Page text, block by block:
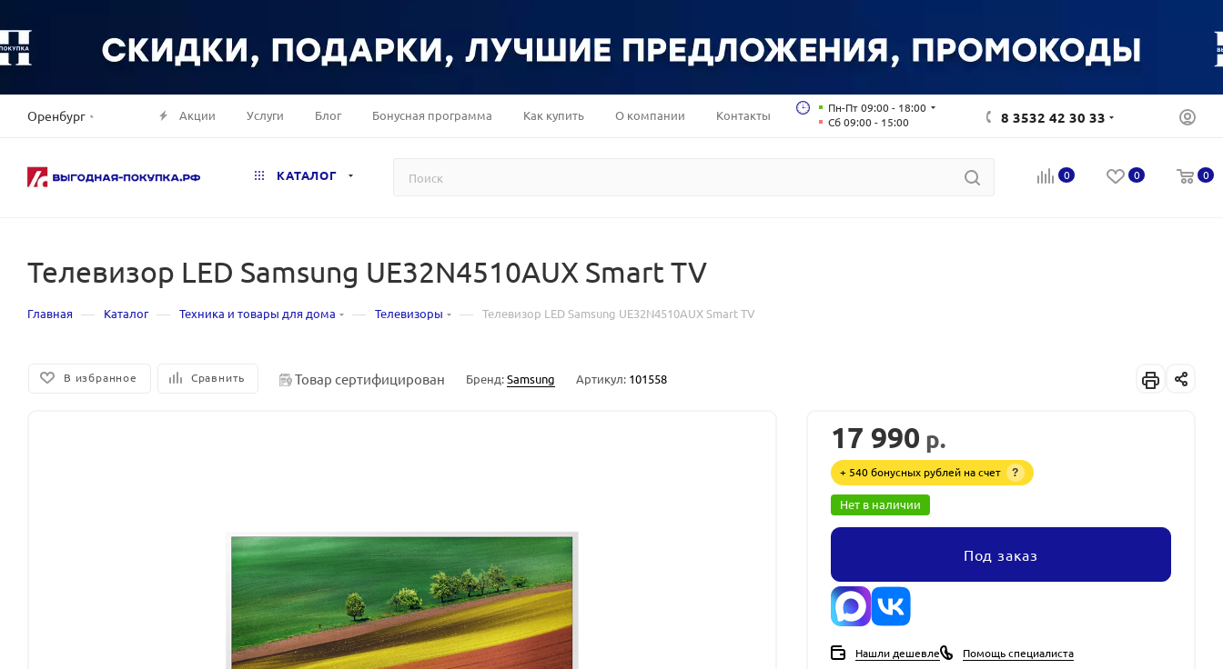
Оренбург Акции Услуги Блог Бонусная программа Как купить О компании Контакты
Пн-Пт 09:00 - 18:00
Сб 09:00 - 15:00
8 3532 42 30 33
КАТАЛОГ 0 0 0
Телевизор LED Samsung UE32N4510AUX Smart TV
Главная — Каталог — Техника и товары для дома — Телевизоры — Телевизор LED Samsung UE32N4510AUX Smart TV
В избранное Сравнить Товар сертифицирован Бренд:Samsung Артикул: 101558
17 990 р.
+ 540 бонусных рублей на счет ?
Нет в наличии
Под заказ
Нашли дешевле Помощь специалиста